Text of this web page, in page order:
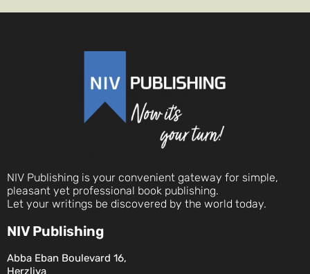
NIV Publishing is your convenient gateway for simple,
pleasant yet professional book publishing.
Let your writings be discovered by the world today.
NIV Publishing
Abba Eban Boulevard 16,
Herzliya